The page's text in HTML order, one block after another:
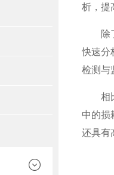
析，提
除了
快速分
检测与
相比
中的损
还具有